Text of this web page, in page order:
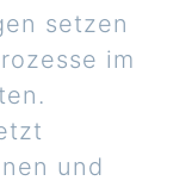
setzen
im
und